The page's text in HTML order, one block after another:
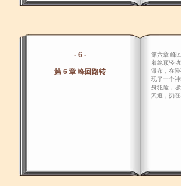
- 6 -
第 6 章 峰回路转
第六章 峰
着绝顶轻
瀑布，在
现了一个
身犯险，
穴道，扔在